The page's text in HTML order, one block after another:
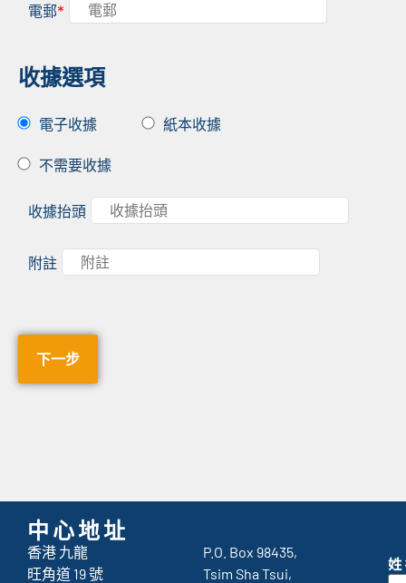
電郵*
收據選項
電子收據 紙本收據
不需要收據
收據抬頭
附註
中心地址
香港 九龍
旺角道 19 號
P.O. Box 98435,
Tsim Sha Tsui,